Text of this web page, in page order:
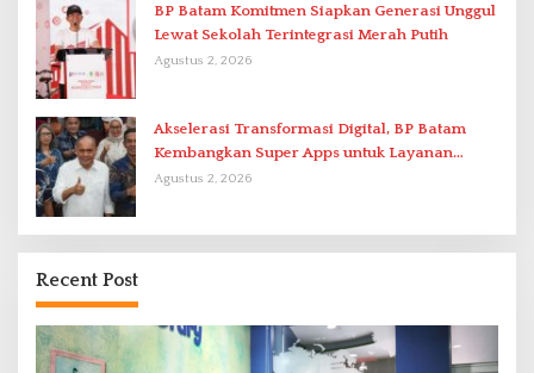
BP Batam Komitmen Siapkan Generasi Unggul
Lewat Sekolah Terintegrasi Merah Putih
Agustus 2, 2026
Akselerasi Transformasi Digital, BP Batam
Kembangkan Super Apps untuk Layanan
Terpadu
Agustus 2, 2026
Recent Post